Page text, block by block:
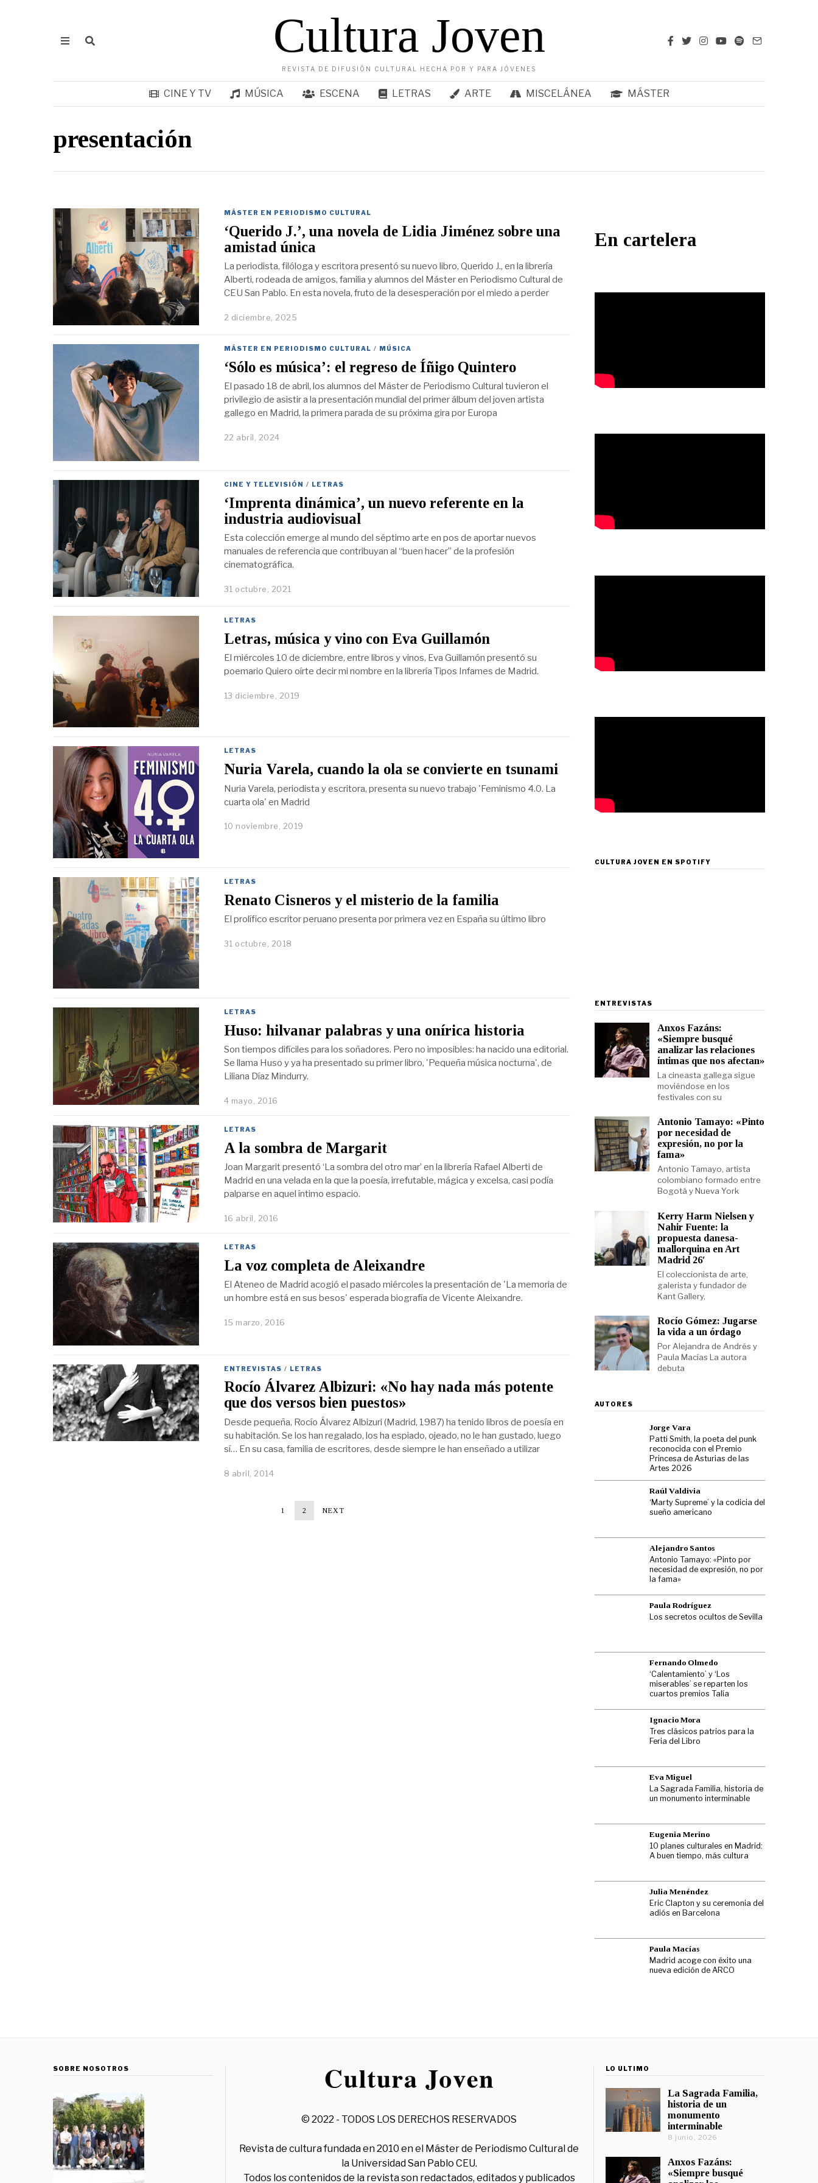
Cultura Joven
REVISTA DE DIFUSIÓN CULTURAL HECHA POR Y PARA JÓVENES
CINE Y TV MÚSICA ESCENA LETRAS ARTE MISCELÁNEA MÁSTER
presentación
MÁSTER EN PERIODISMO CULTURAL
‘Querido J.’, una novela de Lidia Jiménez sobre una
amistad única
La periodista, filóloga y escritora presentó su nuevo libro, Querido J., en la librería
Alberti, rodeada de amigos, familia y alumnos del Máster en Periodismo Cultural de
CEU San Pablo. En esta novela, fruto de la desesperación por el miedo a perder
2 diciembre, 2025
MÁSTER EN PERIODISMO CULTURAL / MÚSICA
‘Sólo es música’: el regreso de Íñigo Quintero
El pasado 18 de abril, los alumnos del Máster de Periodismo Cultural tuvieron el
privilegio de asistir a la presentación mundial del primer álbum del joven artista
gallego en Madrid, la primera parada de su próxima gira por Europa
22 abril, 2024
CINE Y TELEVISIÓN / LETRAS
‘Imprenta dinámica’, un nuevo referente en la
industria audiovisual
Esta colección emerge al mundo del séptimo arte en pos de aportar nuevos
manuales de referencia que contribuyan al “buen hacer” de la profesión
cinematográfica.
31 octubre, 2021
LETRAS
Letras, música y vino con Eva Guillamón
El miércoles 10 de diciembre, entre libros y vinos, Eva Guillamón presentó su
poemario Quiero oírte decir mi nombre en la librería Tipos Infames de Madrid.
13 diciembre, 2019
LETRAS
Nuria Varela, cuando la ola se convierte en tsunami
Nuria Varela, periodista y escritora, presenta su nuevo trabajo 'Feminismo 4.0. La
cuarta ola' en Madrid
10 noviembre, 2019
LETRAS
Renato Cisneros y el misterio de la familia
El prolífico escritor peruano presenta por primera vez en España su último libro
31 octubre, 2018
LETRAS
Huso: hilvanar palabras y una onírica historia
Son tiempos difíciles para los soñadores. Pero no imposibles: ha nacido una editorial.
Se llama Huso y ya ha presentado su primer libro, 'Pequeña música nocturna', de
Liliana Díaz Mindurry.
4 mayo, 2016
LETRAS
A la sombra de Margarit
Joan Margarit presentó ‘La sombra del otro mar’ en la librería Rafael Alberti de
Madrid en una velada en la que la poesía, irrefutable, mágica y excelsa, casi podía
palparse en aquel íntimo espacio.
16 abril, 2016
LETRAS
La voz completa de Aleixandre
El Ateneo de Madrid acogió el pasado miércoles la presentación de 'La memoria de
un hombre está en sus besos' esperada biografía de Vicente Aleixandre.
15 marzo, 2016
ENTREVISTAS / LETRAS
Rocío Álvarez Albizuri: «No hay nada más potente
que dos versos bien puestos»
Desde pequeña, Rocío Álvarez Albizuri (Madrid, 1987) ha tenido libros de poesía en
su habitación. Se los han regalado, los ha espiado, ojeado, no le han gustado, luego
sí… En su casa, familia de escritores, desde siempre le han enseñado a utilizar
8 abril, 2014
1 2 NEXT
En cartelera
CULTURA JOVEN EN SPOTIFY
ENTREVISTAS
Anxos Fazáns:
«Siempre busqué
analizar las relaciones
íntimas que nos afectan»
La cineasta gallega sigue
moviéndose en los
festivales con su
Antonio Tamayo: «Pinto
por necesidad de
expresión, no por la
fama»
Antonio Tamayo, artista
colombiano formado entre
Bogotá y Nueva York
Kerry Harm Nielsen y
Nahir Fuente: la
propuesta danesa-
mallorquina en Art
Madrid 26′
El coleccionista de arte,
galerista y fundador de
Kant Gallery,
Rocío Gómez: Jugarse
la vida a un órdago
Por Alejandra de Andrés y
Paula Macías La autora
debuta
AUTORES
Jorge Vara
Patti Smith, la poeta del punk
reconocida con el Premio
Princesa de Asturias de las
Artes 2026
Raúl Valdivia
‘Marty Supreme’ y la codicia del
sueño americano
Alejandro Santos
Antonio Tamayo: «Pinto por
necesidad de expresión, no por
la fama»
Paula Rodríguez
Los secretos ocultos de Sevilla
Fernando Olmedo
‘Calentamiento’ y ‘Los
miserables’ se reparten los
cuartos premios Talía
Ignacio Mora
Tres clásicos patrios para la
Feria del Libro
Eva Miguel
La Sagrada Familia, historia de
un monumento interminable
Eugenia Merino
10 planes culturales en Madrid:
A buen tiempo, más cultura
Julia Menéndez
Eric Clapton y su ceremonia del
adiós en Barcelona
Paula Macías
Madrid acoge con éxito una
nueva edición de ARCO
SOBRE NOSOTROS
© 2022 - TODOS LOS DERECHOS RESERVADOS
Revista de cultura fundada en 2010 en el Máster de Periodismo Cultural de
la Universidad San Pablo CEU.
Todos los contenidos de la revista son redactados, editados y publicados
LO ÚLTIMO
La Sagrada Familia,
historia de un
monumento
interminable
8 junio, 2026
Anxos Fazáns:
«Siempre busqué